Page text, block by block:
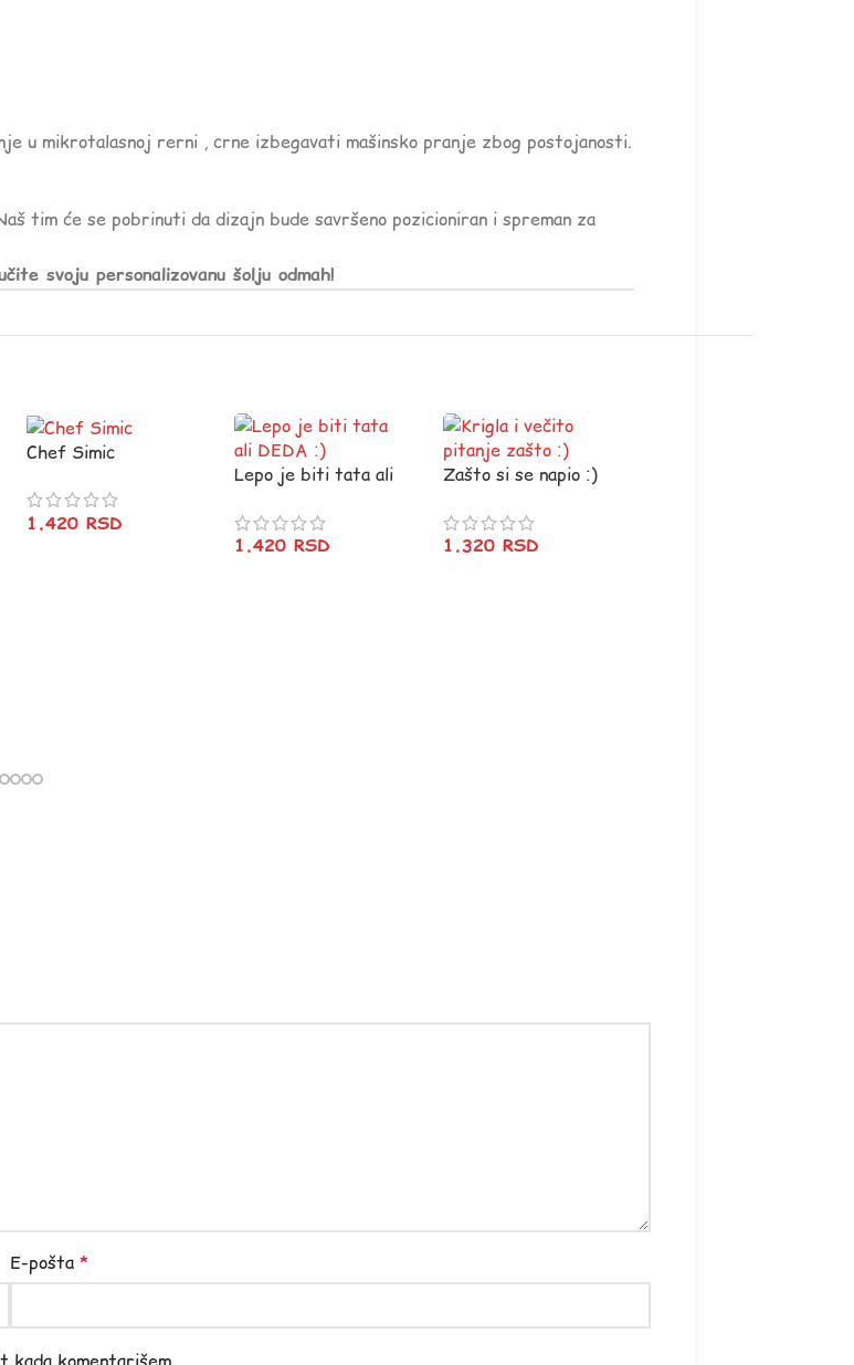
u mikrotalasnoj rerni , crne izbegavati mašinsko pranje zbog postojanosti.
će se pobrinuti da dizajn bude savršeno pozicioniran i spreman za
svoju personalizovanu šolju odmah!
Chef Simic
1.420 RSD
Lepo je biti tata ali
1.420RSD
Zašto si se napio :)
1.320 RSD
E-pošta *
kada komentarišem.